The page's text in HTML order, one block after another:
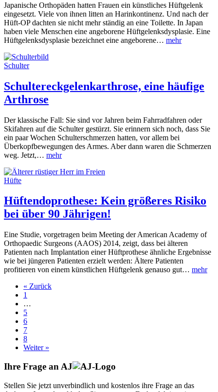
Japanische Orthopäden hatten Frauen ein künstliches Hüftgelenk
eingesetzt. Viele von ihnen litten an Harinkontinenz. Und nach der
Hüft-OP dachten sie nicht mehr ständig an eine Toilette. In Japan
haben viele Menschen eine angeborene Hüftgelenksdysplasie. Eine
Hüftgelenksdysplasie bezeichnet eine angeborene… mehr
Schulter
Schultereckgelenkarthrose, eine häufige
Arthrose
Der klassische Fall: Sie sind vor Jahren beim Fahrradfahren oder
Skifahren auf die Schulter gestürzt. Sie erinnern sich noch, dass Sie
ein paar Wochen Schulterschmerzen hatten, vor allem bei
Überkopfbewegungen des Armes. Aber dann waren die Schmerzen
weg. Jetzt,… mehr
Hüfte
Hüftendoprothese: Kein größeres Risiko
bei über 90 Jährigen!
Eine Studie, vorgetragen beim Meeting der American Academy of
Orthopaedic Surgeons (AAOS) 2014, zeigt, dass bei älteren
Patienten nach Implantation einer Hüftprothese ähnliche Ergebnisse
wie bei jüngeren Patienten erzielt werden: Ältere Patienten
profitieren von einem künstlichen Hüftgelenk genauso gut… mehr
« Zurück
1
…
5
6
7
8
Weiter »
Ihre Frage an AJ
Stellen Sie jetzt unverbindlich und kostenlos ihre Frage an das